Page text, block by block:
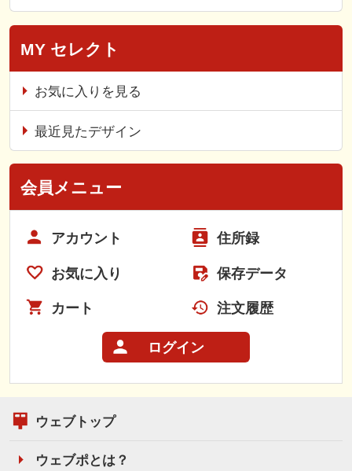
MY セレクト
お気に入りを見る
最近見たデザイン
会員メニュー
アカウント 住所録
お気に入り 保存データ
カート 注文履歴
ログイン
ウェブトップ
ウェブポとは？